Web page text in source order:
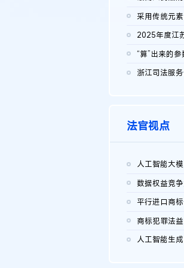
“算”出来的参
法官视点